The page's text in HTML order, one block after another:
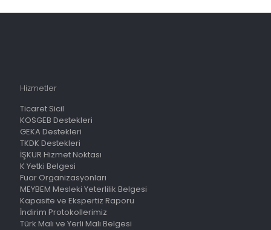
Hizmetler
Ticaret Sicil
KOSGEB Destekleri
GEKA Destekleri
TKDK Destekleri
İŞKUR Hizmet Noktası
K Yetki Belgesi
Fuar Organizasyonları
MEYBEM Mesleki Yeterlilik Belgesi
Kapasite ve Ekspertiz Raporu
İndirim Protokollerimiz
Türk Malı ve Yerli Malı Belgesi